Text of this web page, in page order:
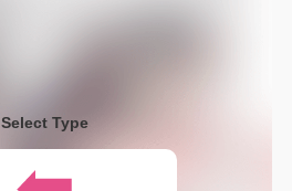
Select Type